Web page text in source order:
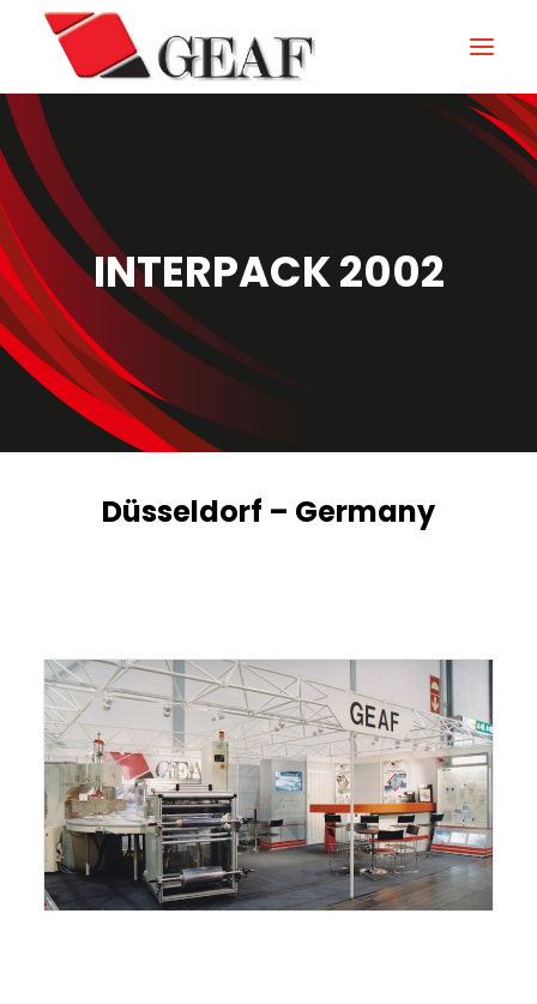
HOME
AZIENDA
KNOW-HOW
I NOSTRI SETTORI
CONTATTI
NEWS ED EVENTI
DOWNLOAD
ITALIANO
ENGLISH
INTERPACK 2002
Düsseldorf – Germany